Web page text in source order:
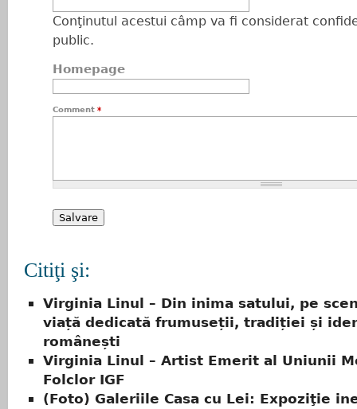
Conţinutul acestui câmp va fi considerat
public.
Homepage
Comment *
Citiţi şi:
Virginia Linul – Din inima satului, pe
viață dedicată frumuseții, tradiției și
românești
Virginia Linul – Artist Emerit al Uniunii
Folclor IGF
(Foto) Galeriile Casa cu Lei: Expoziţie